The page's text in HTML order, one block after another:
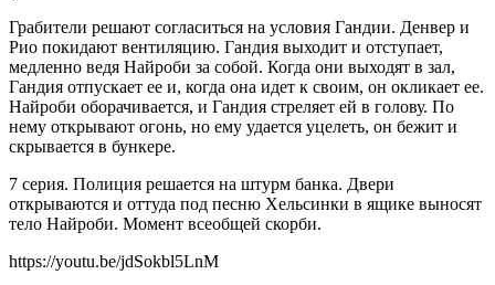
Грабители решают согласиться на условия Гандии. Денвер и
Рио покидают вентиляцию. Гандия выходит и отступает,
медленно ведя Найроби за собой. Когда они выходят в зал,
Гандия отпускает ее и, когда она идет к своим, он окликает ее.
Найроби оборачивается, и Гандия стреляет ей в голову. По
нему открывают огонь, но ему удается уцелеть, он бежит и
скрывается в бункере.
7 серия. Полиция решается на штурм банка. Двери
открываются и оттуда под песню Хельсинки в ящике выносят
тело Найроби. Момент всеобщей скорби.
https://youtu.be/jdSokbl5LnM